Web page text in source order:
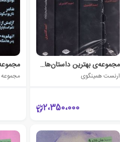
مجموعه‌ی بهترین داستان‌های کوتاه (4 جلدی)
ارنست همینگوی
2،350،000